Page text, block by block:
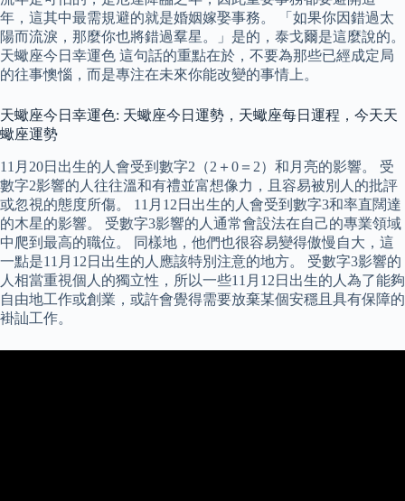
年，這其中最需規避的就是婚姻嫁娶事務。 「如果你因錯過太
陽而流淚，那麼你也將錯過羣星。」是的，泰戈爾是這麼說的。
天蠍座今日幸運色 這句話的重點在於，不要為那些已經成定局
的往事懊惱，而是專注在未來你能改變的事情上。
天蠍座今日幸運色: 天蠍座今日運勢，天蠍座每日運程，今天天
蠍座運勢
11月20日出生的人會受到數字2（2＋0＝2）和月亮的影響。 受
數字2影響的人往往溫和有禮並富想像力，且容易被別人的批評
或忽視的態度所傷。 11月12日出生的人會受到數字3和率直闊達
的木星的影響。 受數字3影響的人通常會設法在自己的專業領域
中爬到最高的職位。 同樣地，他們也很容易變得傲慢自大，這
一點是11月12日出生的人應該特別注意的地方。 受數字3影響的
人相當重視個人的獨立性，所以一些11月12日出生的人為了能夠
自由地工作或創業，或許會覺得需要放棄某個安穩且具有保障的
褂訕工作。